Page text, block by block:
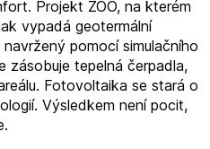
Projekt ZOO, na kterém
vypadá geotermální
pomocí simulačního
zásobuje tepelná čerpadla,
Fotovoltaika se stará o
Výsledkem není pocit,